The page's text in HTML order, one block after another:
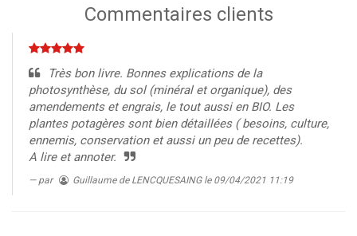
Commentaires clients
Très bon livre. Bonnes explications de la
photosynthèse, du sol (minéral et organique), des
amendements et engrais, le tout aussi en BIO. Les
plantes potagères sont bien détaillées ( besoins, culture,
ennemis, conservation et aussi un peu de recettes).
A lire et annoter.
par Guillaume de LENCQUESAING le 09/04/2021 11:19